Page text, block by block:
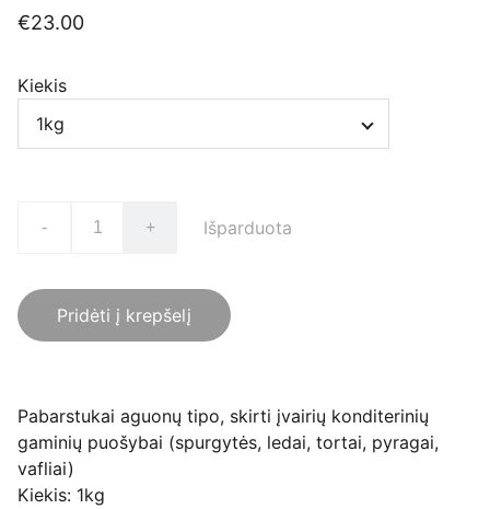
€23.00
Kiekis
- + Išparduota
Pridėti į krepšelį
Pabarstukai aguonų tipo, skirti įvairių konditerinių
gaminių puošybai (spurgytės, ledai, tortai, pyragai,
vafliai)
Kiekis: 1kg